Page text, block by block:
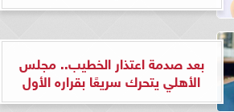
بعد صدمة اعتذار الخطيب.. مجلس
الأهلي يتحرك سريعًا بقراره الأول